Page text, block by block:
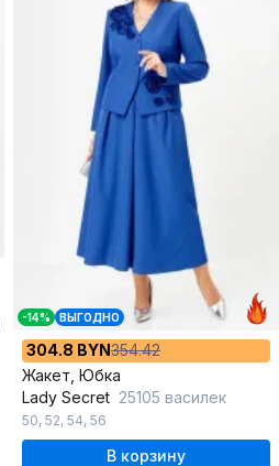
-14% ВЫГОДНО
304.8 BYN354.42
Жакет, Юбка
Lady Secret 25105 василек
50, 52, 54, 56
В корзину